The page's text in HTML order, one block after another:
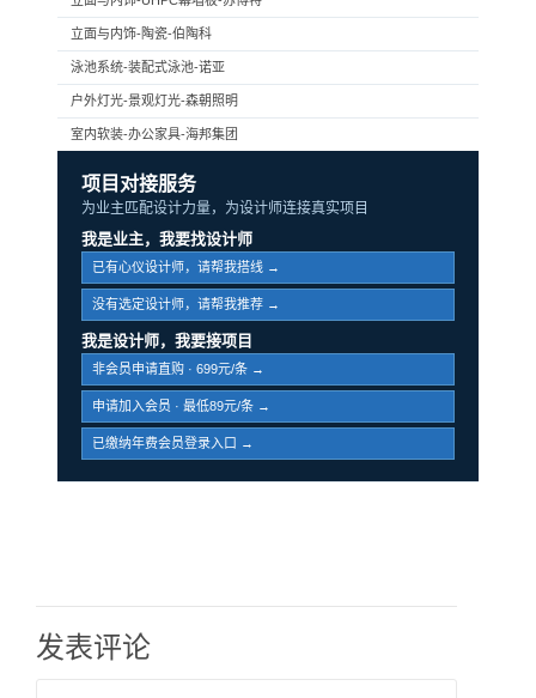
立面与内饰-陶瓷-伯陶科
泳池系统-装配式泳池-诺亚
户外灯光-景观灯光-森朝照明
室内软装-办公家具-海邦集团
项目对接服务
为业主匹配设计力量，为设计师连接真实项目
我是业主，我要找设计师
已有心仪设计师，请帮我搭线 →
没有选定设计师，请帮我推荐 →
我是设计师，我要接项目
非会员申请直购 · 699元/条 →
申请加入会员 · 最低89元/条 →
已缴纳年费会员登录入口 →
发表评论